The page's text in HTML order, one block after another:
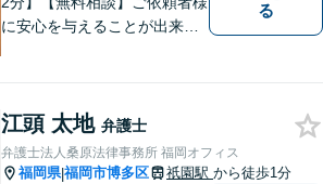
に安心を与えることが出来る
いただくために、これからも
研鑽を積んでいきたいと考え
ております。
る
江頭 太地 弁護士
弁護士法人桑原法律事務所 福岡オフィス
福岡県|福岡市博多区 祇園駅 から徒歩1分